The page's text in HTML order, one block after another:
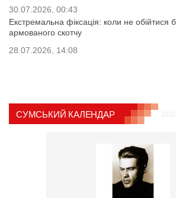
30.07.2026, 00:43
Екстремальна фіксація: коли не обійтися
армованого скотчу
28.07.2026, 14:08
СУМСЬКИЙ КАЛЕНДАР